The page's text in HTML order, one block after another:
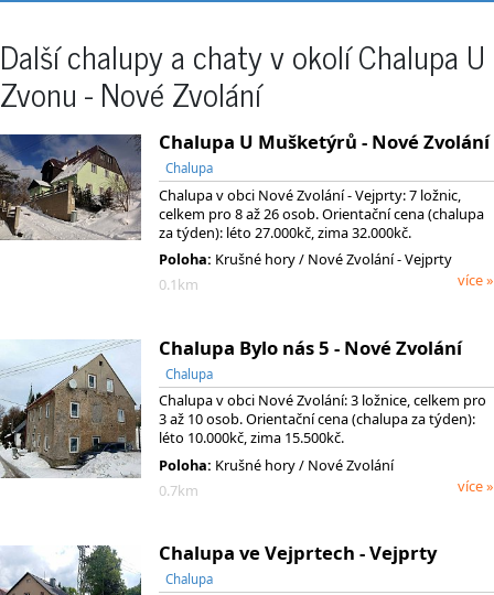
Další chalupy a chaty v okolí Chalupa U
Zvonu - Nové Zvolání
Chalupa U Mušketýrů - Nové Zvolání
Chalupa
Chalupa v obci Nové Zvolání - Vejprty: 7 ložnic,
celkem pro 8 až 26 osob. Orientační cena (chalupa
za týden): léto 27.000kč, zima 32.000kč.
Poloha: Krušné hory / Nové Zvolání - Vejprty
0.1km
více »
Chalupa Bylo nás 5 - Nové Zvolání
Chalupa
Chalupa v obci Nové Zvolání: 3 ložnice, celkem pro
3 až 10 osob. Orientační cena (chalupa za týden):
léto 10.000kč, zima 15.500kč.
Poloha: Krušné hory / Nové Zvolání
0.7km
více »
Chalupa ve Vejprtech - Vejprty
Chalupa